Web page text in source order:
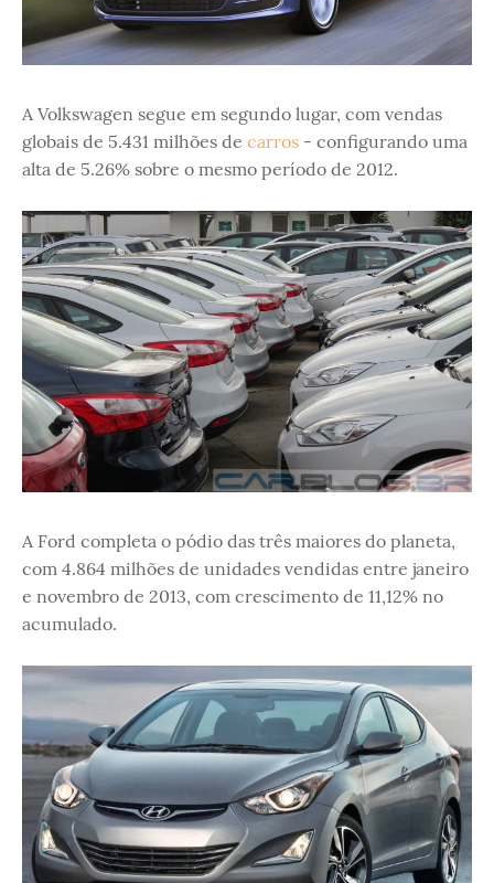
A Volkswagen segue em segundo lugar, com vendas
globais de 5.431 milhões de carros - configurando uma
alta de 5.26% sobre o mesmo período de 2012.
A Ford completa o pódio das três maiores do planeta,
com 4.864 milhões de unidades vendidas entre janeiro
e novembro de 2013, com crescimento de 11,12% no
acumulado.